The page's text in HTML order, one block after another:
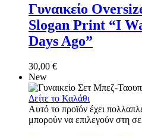
Γυναικείο
Slogan Print “I
Days Ago”
30,00 €
New
Δείτε το Καλάθι
Αυτό το προϊόν έχει
μπορούν να επιλεγούν στη